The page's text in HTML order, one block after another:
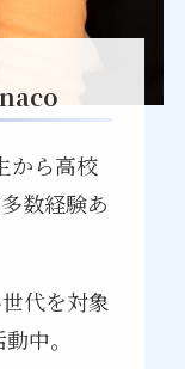
から高校
数経験あ
代を対象
中。